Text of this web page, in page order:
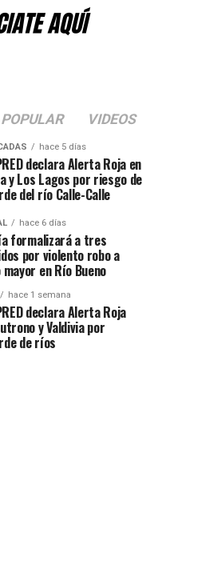
POPULAR VIDEOS
hace 5 días
declara Alerta Roja en
y Los Lagos por riesgo de
del río Calle-Calle
hace 6 días
formalizará a tres
por violento robo a
en Río Bueno
hace 1 semana
declara Alerta Roja
y Valdivia por
de ríos